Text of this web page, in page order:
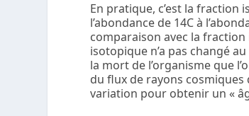
En pratique, c’est la fraction
l’abondance de 14C à
comparaison avec la
isotopique n’a pas changé
la mort de l’organisme que
du flux de rayons
variation pour obtenir un «